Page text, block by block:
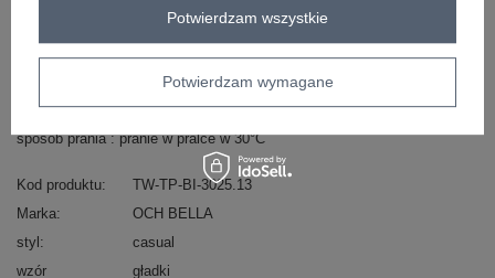
Zadzwoń+48 601 547 740 Zadaj pytanie
sposób prania : pranie w pralce w 30°C
Kod produktu
TW-TP-BI-3025.13
Marka
OCH BELLA
styl
casual
wzór
gładki
Potwierdzam wymagane
Potwierdzam wszystkie